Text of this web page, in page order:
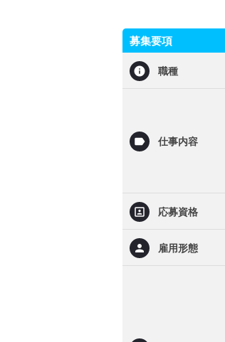
募集要項
職種
仕事内容
応募資格
雇用形態